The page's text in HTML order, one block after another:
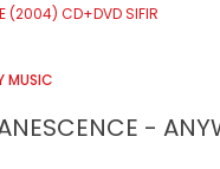
(2004) CD+DVD SIFIR
MUSIC
-